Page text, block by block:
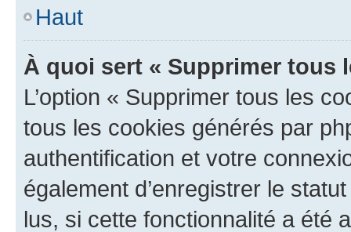
Haut
À quoi sert « Supprimer tous
L’option « Supprimer tous les
tous les cookies générés par
authentification et votre
également d’enregistrer le
lus, si cette fonctionnalité a été